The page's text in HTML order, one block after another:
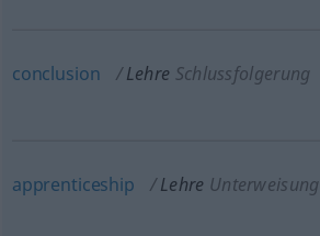
conclusion Lehre Schlussfolgerung
apprenticeship Lehre Unterweisung